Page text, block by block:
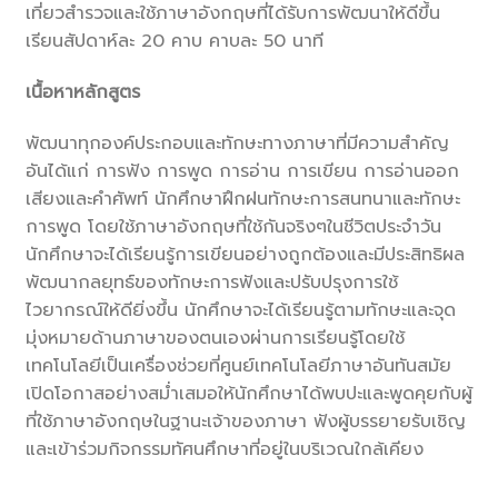
เที่ยวสำรวจและใช้ภาษาอังกฤษที่ได้รับการพัฒนาให้ดีขึ้น
เรียนสัปดาห์ละ 20 คาบ คาบละ 50 นาที
เนื้อหาหลักสูตร
พัฒนาทุกองค์ประกอบและทักษะทางภาษาที่มีความสำคัญ
อันได้แก่ การฟัง การพูด การอ่าน การเขียน การอ่านออก
เสียงและคำศัพท์ นักศึกษาฝึกฝนทักษะการสนทนาและทักษะ
การพูด โดยใช้ภาษาอังกฤษที่ใช้กันจริงๆในชีวิตประจำวัน
นักศึกษาจะได้เรียนรู้การเขียนอย่างถูกต้องและมีประสิทธิผล
พัฒนากลยุทธ์ของทักษะการฟังและปรับปรุงการใช้
ไวยากรณ์ให้ดียิ่งขึ้น นักศึกษาจะได้เรียนรู้ตามทักษะและจุด
มุ่งหมายด้านภาษาของตนเองผ่านการเรียนรู้โดยใช้
เทคโนโลยีเป็นเครื่องช่วยที่ศูนย์เทคโนโลยีภาษาอันทันสมัย
เปิดโอกาสอย่างสม่ำเสมอให้นักศึกษาได้พบปะและพูดคุยกับผู้
ที่ใช้ภาษาอังกฤษในฐานะเจ้าของภาษา ฟังผู้บรรยายรับเชิญ
และเข้าร่วมกิจกรรมทัศนศึกษาที่อยู่ในบริเวณใกล้เคียง